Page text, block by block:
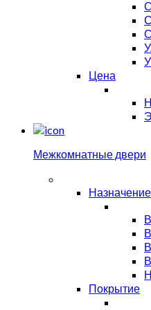
Цена
Межкомнатные двери
Назначение
Покрытие